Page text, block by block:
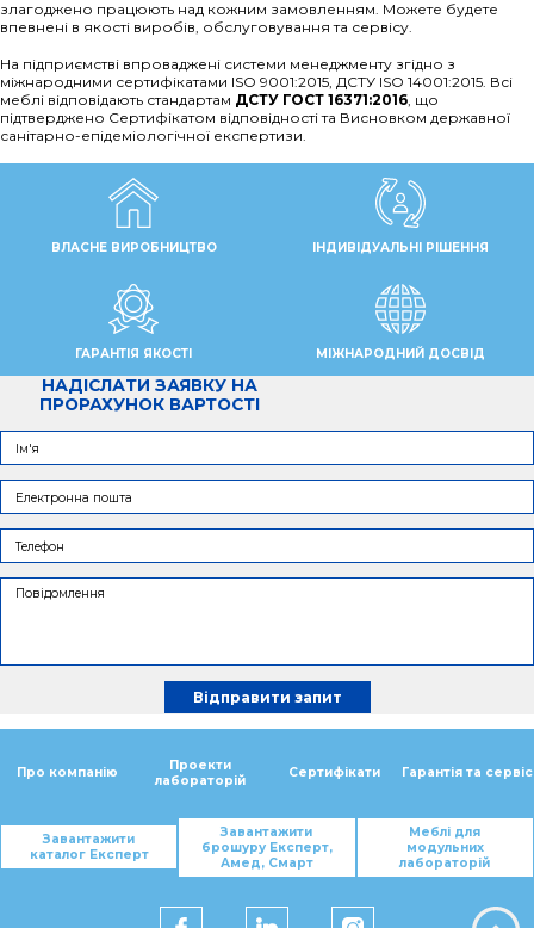
злагоджено працюють над кожним замовленням. Можете будете
впевнені в якості виробів, обслуговування та сервісу.
На підприємстві впроваджені системи менеджменту згідно з
міжнародними сертифікатами ISO 9001:2015, ДСТУ ISO 14001:2015. Всі
меблі відповідають стандартам ДСТУ ГОСТ 16371:2016 , що
підтверджено Сертифікатом відповідності та Висновком державної
санітарно-епідеміологічної експертизи.
ВЛАСНЕ ВИРОБНИЦТВО ІНДИВІДУАЛЬНІ РІШЕННЯ
ГАРАНТІЯ ЯКОСТІ МІЖНАРОДНИЙ ДОСВІД
НАДІСЛАТИ ЗАЯВКУ НА
ПРОРАХУНОК ВАРТОСТІ
Про компанію
Проекти
лабораторій
Сертифікати Гарантія та сервіс
Завантажити
каталог Експерт
Завантажити
брошуру Експерт,
Амед, Смарт
Меблі для
модульних
лабораторій